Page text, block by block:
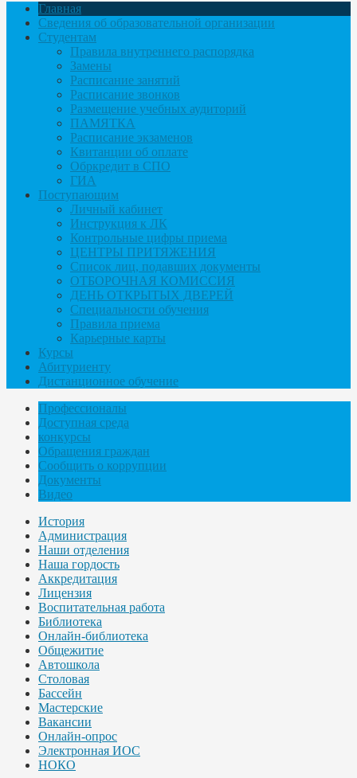
Главная
Сведения об образовательной организации
Студентам
Правила внутреннего распорядка
Замены
Расписание занятий
Расписание звонков
Размещение учебных аудиторий
ПАМЯТКА
Расписание экзаменов
Квитанции об оплате
Обркредит в СПО
ГИА
Поступающим
Личный кабинет
Инструкция к ЛК
Контрольные цифры приема
ЦЕНТРЫ ПРИТЯЖЕНИЯ
Список лиц, подавших документы
ОТБОРОЧНАЯ КОМИССИЯ
ДЕНЬ ОТКРЫТЫХ ДВЕРЕЙ
Специальности обучения
Правила приема
Карьерные карты
Курсы
Абитуриенту
Дистанционное обучение
Профессионалы
Доступная среда
конкурсы
Обращения граждан
Сообщить о коррупции
Документы
Видео
История
Администрация
Наши отделения
Наша гордость
Аккредитация
Лицензия
Воспитательная работа
Библиотека
Онлайн-библиотека
Общежитие
Автошкола
Столовая
Бассейн
Мастерские
Вакансии
Онлайн-опрос
Электронная ИОС
НОКО